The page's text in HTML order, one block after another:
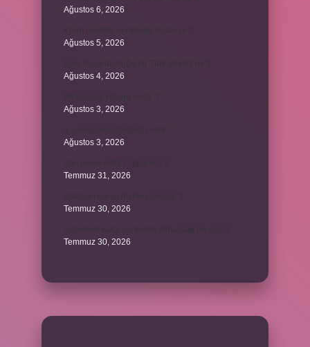
Ağustos 6, 2026
Ağustos 5, 2026
Ağustos 4, 2026
Ağustos 3, 2026
Ağustos 3, 2026
Temmuz 31, 2026
Temmuz 30, 2026
Temmuz 30, 2026